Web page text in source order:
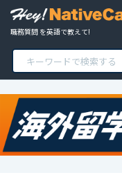
職務質問 を英語で教えて!